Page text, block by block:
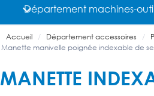
Département machines-
Accueil Département accessoires
Manette manivelle poignée indexable de
MANETTE